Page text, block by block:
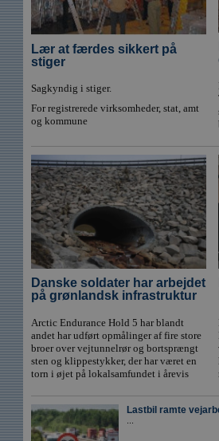
Lær at færdes sikkert på
stiger
Sagkyndig i stiger.
For registrerede virksomheder, stat, amt
og kommune
Danske soldater har arbejdet
på grønlandsk infrastruktur
Arctic Endurance Hold 5 har blandt
andet har udført opmålinger af fire store
broer over vejtunnelrør og bortsprængt
sten og klippestykker, der har været en
torn i øjet på lokalsamfundet i årevis
Lastbil ramte